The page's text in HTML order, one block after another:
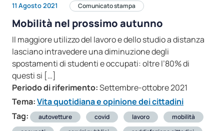
11 Agosto 2021 Comunicato stampa
Mobilità nel prossimo autunno
Il maggiore utilizzo del lavoro e dello studio a distanza
lasciano intravedere una diminuzione degli
spostamenti di studenti e occupati: oltre l’80% di
questi si […]
Periodo di riferimento:Settembre-ottobre 2021
Tema:Vita quotidiana e opinione dei cittadini
Tag:
autovetture covid lavoro
mobilità